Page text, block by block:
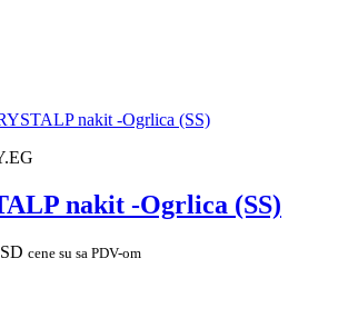
nakit -Ogrlica (SS)
cene su sa PDV-om